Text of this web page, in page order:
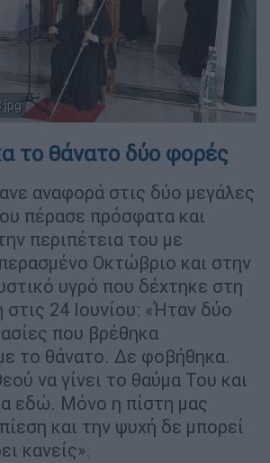
στο ναό του Αγίου Τιμοθέου /
το θάνατο δύο φορές
αναφορά στις δύο μεγάλες
πέρασε πρόσφατα και
περιπέτεια του με
Οκτώβριο και στην
υγρό που δέχτηκε στη
24 Ιουνίου: «Ήταν δύο
που βρέθηκα
το θάνατο. Δε φοβήθηκα.
να γίνει το θαύμα Του και
εδώ. Μόνο η πίστη μας
και την ψυχή δε μπορεί
κανείς».